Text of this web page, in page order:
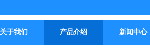
关于我们 产品介绍 新闻中心